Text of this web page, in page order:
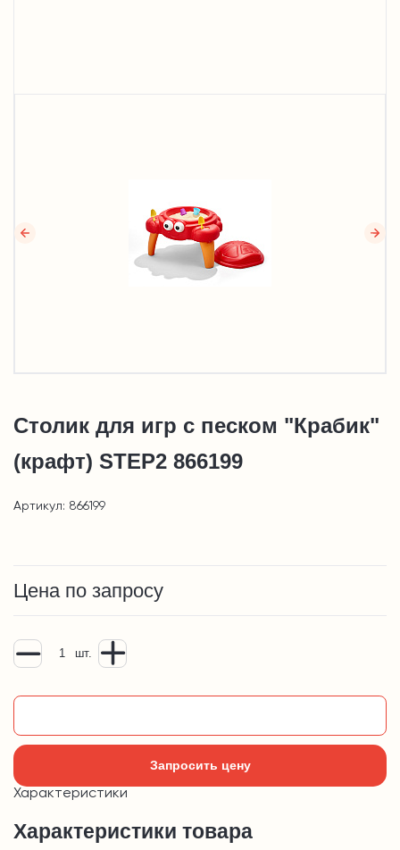
Столик для игр с песком "Крабик"
(крафт) STEP2 866199
Артикул: 866199
Цена по запросу
шт.
Запросить цену
Характеристики
Характеристики товара